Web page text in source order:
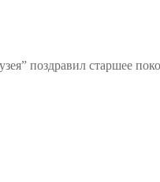
поздравил старшее